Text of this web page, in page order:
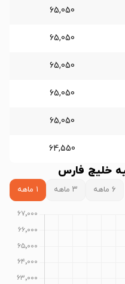
65,050
65,050
65,050
65,050
65,050
64,550
۶ ماهه ۳ ماهه ۱ ماهه